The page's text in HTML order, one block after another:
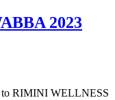
2023
RIMINI WELLNESS